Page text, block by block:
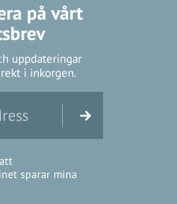
på vårt
uppdateringar
i inkorgen.
sparar mina